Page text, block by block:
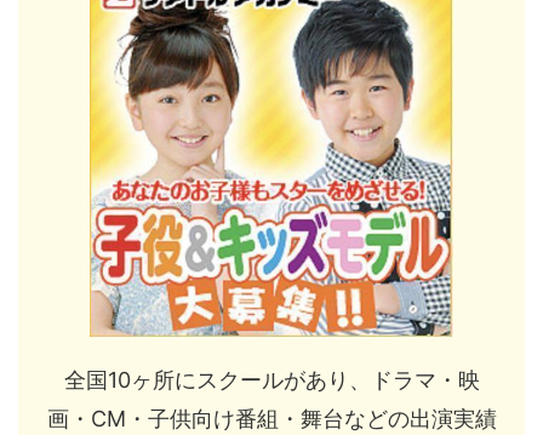
全国10ヶ所にスクールがあり、ドラマ・映
画・CM・子供向け番組・舞台などの出演実績